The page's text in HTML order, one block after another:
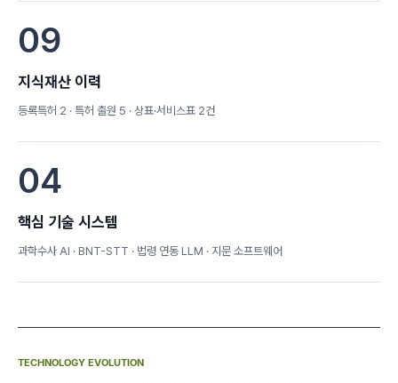
09
지식재산 이력
등록특허 2 · 특허 출원 5 · 상표·서비스표 2건
04
핵심 기술 시스템
과학수사 AI · BNT-STT · 법령 연동 LLM · 지문 소프트웨어
TECHNOLOGY EVOLUTION